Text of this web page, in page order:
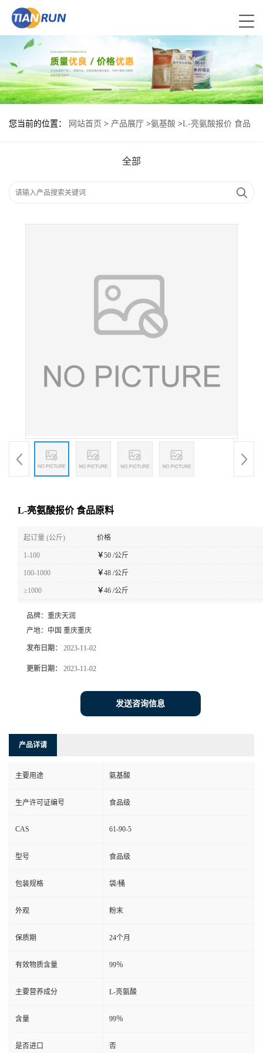
您当前的位置： 网站首页 > 产品展厅 >氨基酸 >L-亮氨酸报价 食品
全部
L-亮氨酸报价 食品原料
起订量 (公斤) 价格
1-100 ￥50 /公斤
100-1000 ￥48 /公斤
≥1000 ￥46 /公斤
品牌： 重庆天润
产地： 中国 重庆重庆
发布日期： 2023-11-02
更新日期： 2023-11-02
发送咨询信息
产品详请
主要用途 氨基酸
生产许可证编号 食品级
CAS 61-90-5
型号 食品级
包装规格 袋/桶
外观 粉末
保质期 24个月
有效物质含量 99％
主要营养成分 L-亮氨酸
含量 99％
是否进口 否